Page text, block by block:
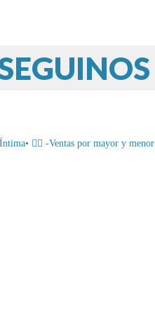
❤️‍🔥 -Ventas por mayor y